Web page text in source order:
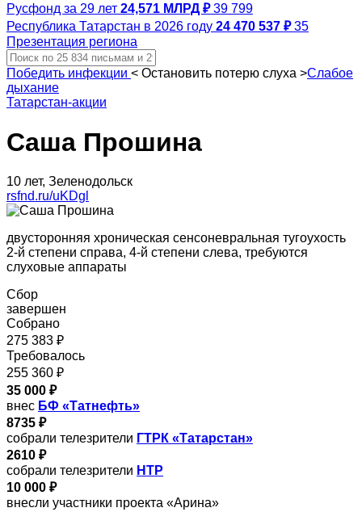
Русфонд за 29 лет 24,571 МЛРД ₽ 39 799
Республика Татарстан в 2026 году 24 470 537 ₽ 35
Презентация региона
Победить инфекции < Остановить потерю слуха >Слабое
дыхание
Татарстан-акции
Саша Прошина
10 лет, Зеленодольск
rsfnd.ru/uKDgl
двусторонняя хроническая сенсоневральная тугоухость
2-й степени справа, 4-й степени слева, требуются
слуховые аппараты
Сбор
завершен
Собрано
275 383 ₽
Требовалось
255 360 ₽
35 000 ₽
внес БФ «Татнефть»
8735 ₽
собрали телезрители ГТРК «Татарстан»
2610 ₽
собрали телезрители НТР
10 000 ₽
внесли участники проекта «Арина»